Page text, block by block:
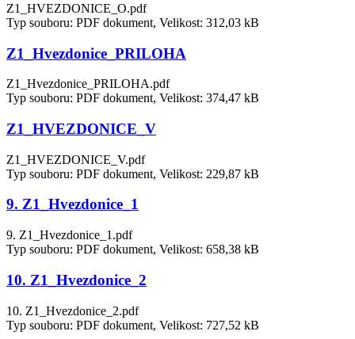
Z1_HVEZDONICE_O.pdf
Typ souboru: PDF dokument, Velikost: 312,03 kB
Z1_Hvezdonice_PRILOHA
Z1_Hvezdonice_PRILOHA.pdf
Typ souboru: PDF dokument, Velikost: 374,47 kB
Z1_HVEZDONICE_V
Z1_HVEZDONICE_V.pdf
Typ souboru: PDF dokument, Velikost: 229,87 kB
9. Z1_Hvezdonice_1
9. Z1_Hvezdonice_1.pdf
Typ souboru: PDF dokument, Velikost: 658,38 kB
10. Z1_Hvezdonice_2
10. Z1_Hvezdonice_2.pdf
Typ souboru: PDF dokument, Velikost: 727,52 kB